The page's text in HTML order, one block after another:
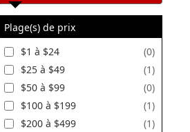
Plage(s) de prix
$1 à $24
(0)
$25 à $49
(1)
$50 à $99
(0)
$100 à $199
(1)
$200 à $499
(1)